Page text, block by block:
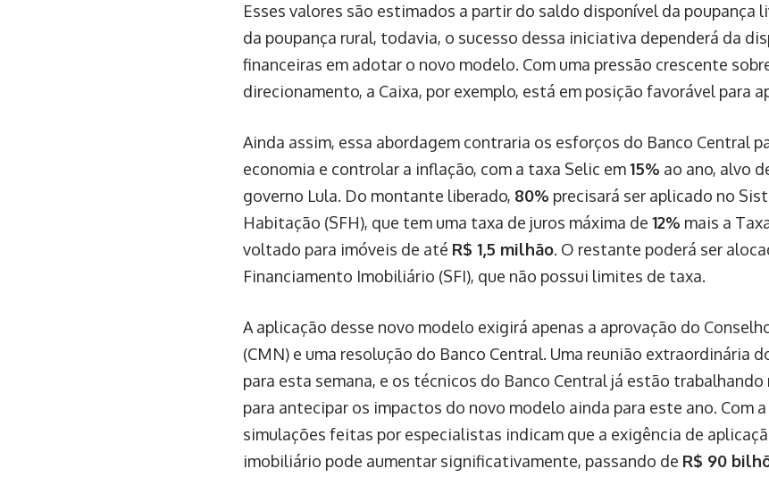
Esses valores são estimados a partir do saldo disponível da poupança
da poupança rural, todavia, o sucesso dessa iniciativa dependerá da
financeiras em adotar o novo modelo. Com uma pressão crescente
direcionamento, a Caixa, por exemplo, está em posição favorável para
Ainda assim, essa abordagem contraria os esforços do Banco Central
economia e controlar a inflação, com a taxa Selic em15% ao ano, alvo
governo Lula. Do montante liberado, 80% precisará ser aplicado no
Habitação (SFH), que tem uma taxa de juros máxima de 12% mais a
voltado para imóveis de até R$ 1,5 milhão. O restante poderá ser
Financiamento Imobiliário (SFI), que não possui limites de taxa.
A aplicação desse novo modelo exigirá apenas a aprovação do
(CMN) e uma resolução do Banco Central. Uma reunião extraordinária
para esta semana, e os técnicos do Banco Central já estão
para antecipar os impactos do novo modelo ainda para este ano. Com
simulações feitas por especialistas indicam que a exigência de
imobiliário pode aumentar significativamente, passando de R$ 90